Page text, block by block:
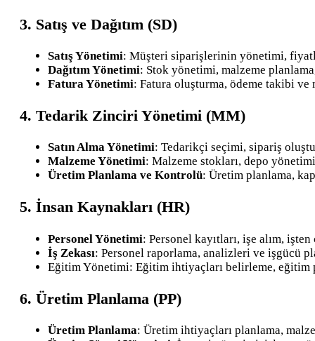
3. Satış ve Dağıtım (SD)
Satış Yönetimi: Müşteri siparişlerinin yönetimi,
Dağıtım Yönetimi: Stok yönetimi, malzeme
Fatura Yönetimi: Fatura oluşturma, ödeme takibi ve
4. Tedarik Zinciri Yönetimi (MM)
Satın Alma Yönetimi: Tedarikçi seçimi, sipariş
Malzeme Yönetimi: Malzeme stokları, depo
Üretim Planlama ve Kontrolü: Üretim planlama,
5. İnsan Kaynakları (HR)
Personel Yönetimi: Personel kayıtları, işe alım,
İş Zekası: Personel raporlama, analizleri ve işgücü
Eğitim Yönetimi: Eğitim ihtiyaçları belirleme,
6. Üretim Planlama (PP)
Üretim Planlama: Üretim ihtiyaçları planlama,